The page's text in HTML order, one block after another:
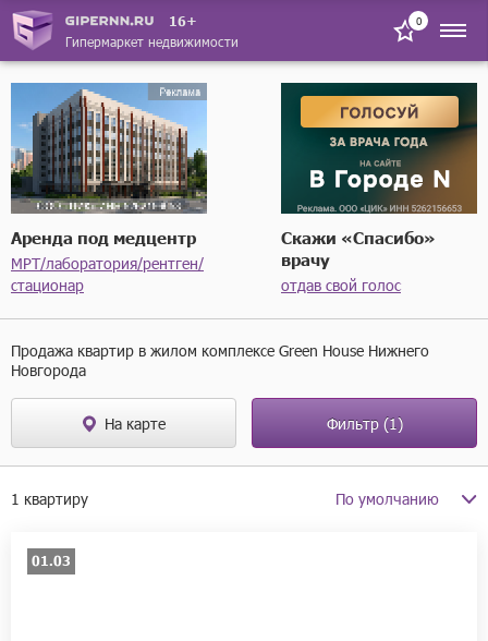
16+
Гипермаркет недвижимости
0
Аренда под медцентр
МРТ/лаборатория/рентген/
стационар
Скажи «Спасибо»
врачу
отдав свой голос
Продажа квартир в жилом комплексе Green House Нижнего
Новгорода
На карте Фильтр(1)
1 квартиру
01.03
не последний
Высота потолков
Ремонт
Тип санузла
Искать в описании объявления